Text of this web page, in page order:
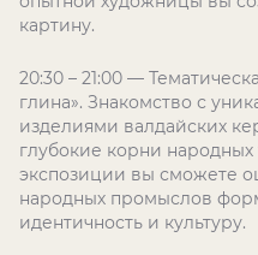
картину.
20:30 – 21:00 —
глина». Знакомство с
изделиями валдайских
глубокие корни
экспозиции вы сможете
народных промыслов
идентичность и культуру.